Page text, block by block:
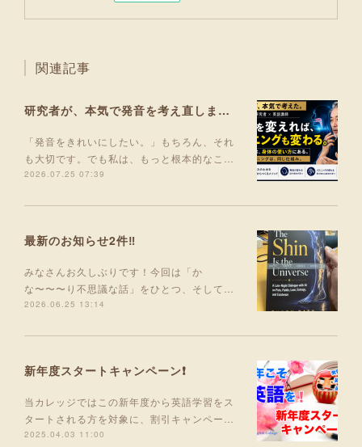
関連記事
研究者が、本気で発音を考え直しました。
「発音をきれいにしたい。」もちろん、それ
も大切です。でも私は、もっと根本的なこ…
2026.07.25 07:39
最新のお知らせ2件‼️
みなさんお久しぶりです！今回は「か
な〜〜〜り不思議な話」をひとつ、そして…
2026.06.25 13:14
新年度スタートキャンペーン❗
当カレッジではこの新年度から英語学習をス
タートされる方を対象に、割引キャンペー…
2025.04.03 11:00